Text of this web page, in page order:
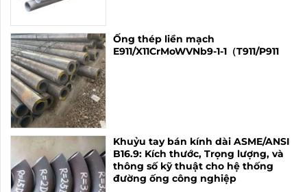
Ống thép liền mạch
E911/X11CrMoWVNb9-1-1（T911/P911
Khuỷu tay bán kính dài ASME/ANSI
B16.9: Kích thước, Trọng lượng, và
thông số kỹ thuật cho hệ thống
đường ống công nghiệp